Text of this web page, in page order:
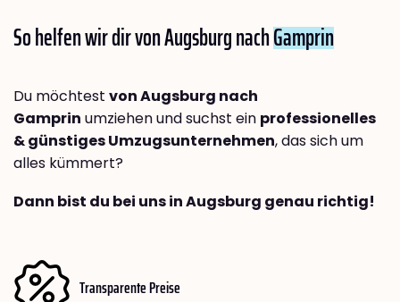
So helfen wir dir von Augsburg nachGamprin
Du möchtest von Augsburg nach
Gamprin umziehen und suchst ein professionelles
& günstiges Umzugsunternehmen, das sich um
alles kümmert?
Dann bist du bei uns in Augsburg genau richtig!
Transparente Preise